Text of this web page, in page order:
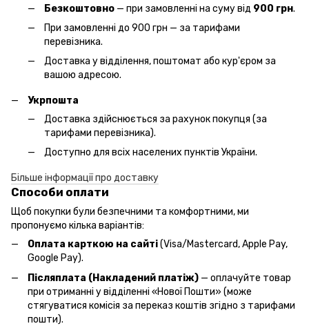
Безкоштовно — при замовленні на суму від 900 грн.
При замовленні до 900 грн — за тарифами
перевізника.
Доставка у відділення, поштомат або кур'єром за
вашою адресою.
Укрпошта
Доставка здійснюється за рахунок покупця (за
тарифами перевізника).
Доступно для всіх населених пунктів України.
Більше інформації про доставку
Способи оплати
Щоб покупки були безпечними та комфортними, ми
пропонуємо кілька варіантів:
Оплата карткою на сайті(Visa/Mastercard, Apple Pay,
Google Pay).
Післяплата (Накладений платіж) — оплачуйте товар
при отриманні у відділенні «Нової Пошти» (може
стягуватися комісія за переказ коштів згідно з тарифами
пошти).